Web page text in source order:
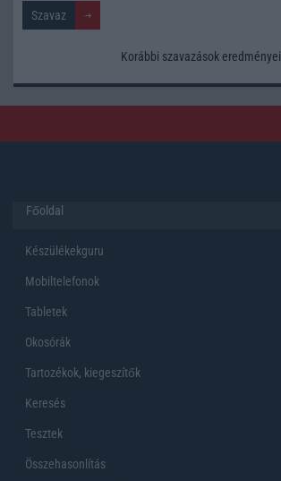
Korábbi szavazások eredményei
Főoldal
Készülékekguru
Mobiltelefonok
Tabletek
Okosórák
Tartozékok, kiegeszítők
Keresés
Tesztek
Összehasonlítás